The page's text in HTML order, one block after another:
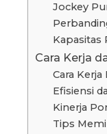
Jockey
Kapasitas
Cara Kerja
Cara
Efisiensi
Kinerja
Tips